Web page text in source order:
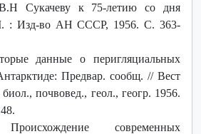
Сукачеву к 75-летию со дня
: Изд-во АН СССР, 1956. С. 363-
данные о перигляциальных
Предвар. сообщ. // Вест
почвовед., геол., геогр. 1956.
современных